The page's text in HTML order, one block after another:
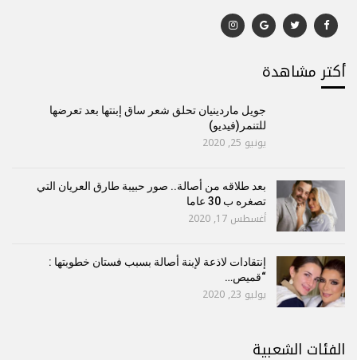
أكتر مشاهدة
جويل ماردينيان تحلق شعر ساق إبنتها بعد تعرضها
للتنمر(فيديو)
يونيو 25, 2020
بعد طلاقه من أصالة.. صور حبيبة طارق العريان التي
تصغره ب 30 عاما
أغسطس 17, 2020
إنتقادات لاذعة لإبنة أصالة بسبب فستان خطوبتها :
“قميص…
يوليو 23, 2020
الفئات الشعبية